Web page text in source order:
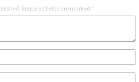
Required fields are marked *